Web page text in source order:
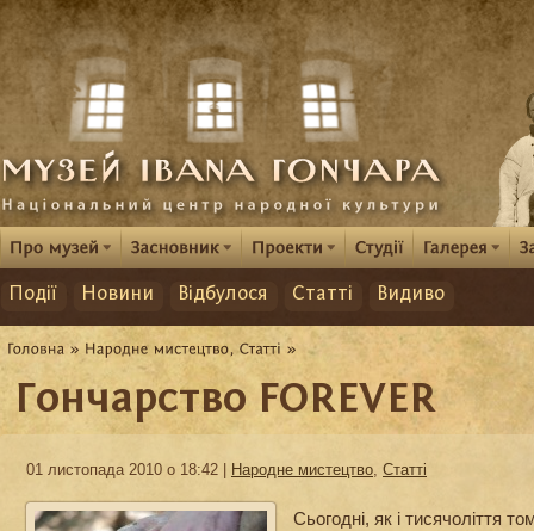
Події Новини Відбулося Статті Видиво
Гончарство FOREVER
01 листопада 2010 о 18:42 | Народне мистецтво, Статті
Сьогодні, як і тисячоліття